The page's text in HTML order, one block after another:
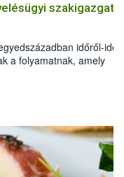
időről-
a folyamatnak, amely
bízni és érte tenni
Róbert a
jubileumi